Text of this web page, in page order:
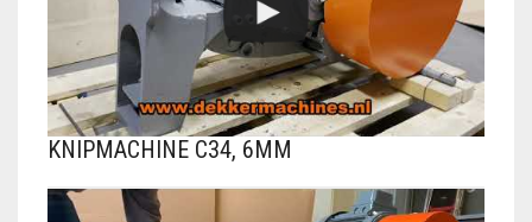
KNIPMACHINE C34, 6MM